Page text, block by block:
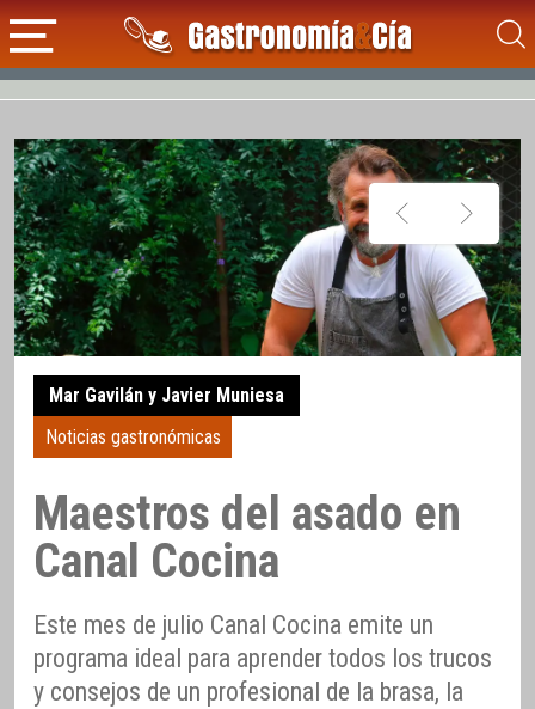
Mar Gavilán y Javier Muniesa
Noticias gastronómicas
Maestros del asado en
Canal Cocina
Este mes de julio Canal Cocina emite un
programa ideal para aprender todos los trucos
y consejos de un profesional de la brasa, la